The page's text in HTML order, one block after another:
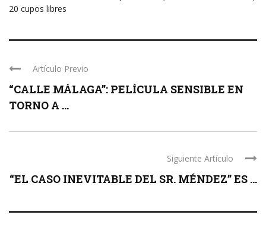
20 cupos libres
Artículo Previo
“CALLE MÁLAGA”: PELÍCULA SENSIBLE EN
TORNO A ...
Siguiente Artículo
“EL CASO INEVITABLE DEL SR. MÉNDEZ” ES ...